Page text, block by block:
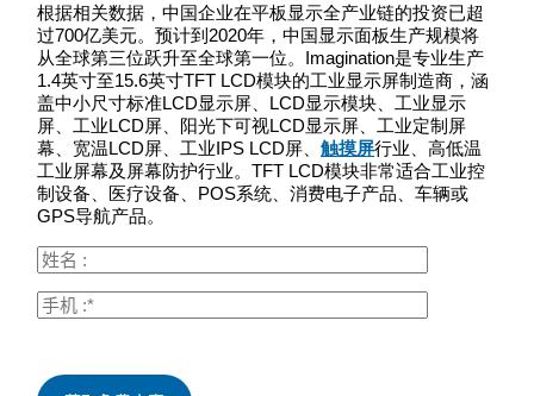
根据相关数据，中国企业在平板显示全产业链的投资已超
过700亿美元。预计到2020年，中国显示面板生产规模将
从全球第三位跃升至全球第一位。Imagination是专业生产
1.4英寸至15.6英寸TFT LCD模块的工业显示屏制造商，涵
盖中小尺寸标准LCD显示屏、LCD显示模块、工业显示
屏、工业LCD屏、阳光下可视LCD显示屏、工业定制屏
幕、宽温LCD屏、工业IPS LCD屏、触摸屏行业、高低温
工业屏幕及屏幕防护行业。TFT LCD模块非常适合工业控
制设备、医疗设备、POS系统、消费电子产品、车辆或
GPS导航产品。